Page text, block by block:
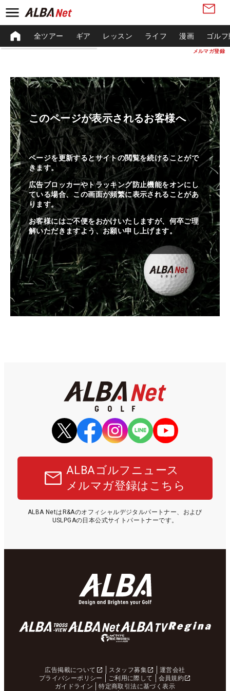
メルマガ登録
全ツアー ギア レッスン ライフ 漫画 ゴル
このページが表示されるお客様へ
ページを更新するとサイトの閲覧を続けることがで
きます。
広告ブロッカーやトラッキング防止機能をオンにし
ている場合、この画面が頻繁に表示されることがあ
ります。
お客様にはご不便をおかけいたしますが、何卒ご理
解いただきますよう、お願い申し上げます。
ALBAゴルフニュース
メルマガ登録はこちら
ALBA NetはR&Aのオフィシャルデジタルパートナー、および
USLPGAの日本公式サイトパートナーです。
広告掲載について スタッフ募集
運営会社
プライバシーポリシー
ご利用に際して
会員規約
ガイドライン
特定商取引法に基づく表示